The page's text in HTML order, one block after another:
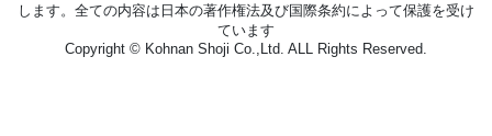
します。全ての内容は日本の著作権法及び国際条約によって保護を受け
ています
Copyright © Kohnan Shoji Co.,Ltd. ALL Rights Reserved.